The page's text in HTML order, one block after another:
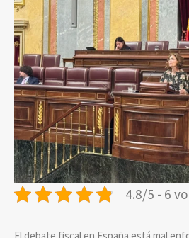
4.8/5 - 6